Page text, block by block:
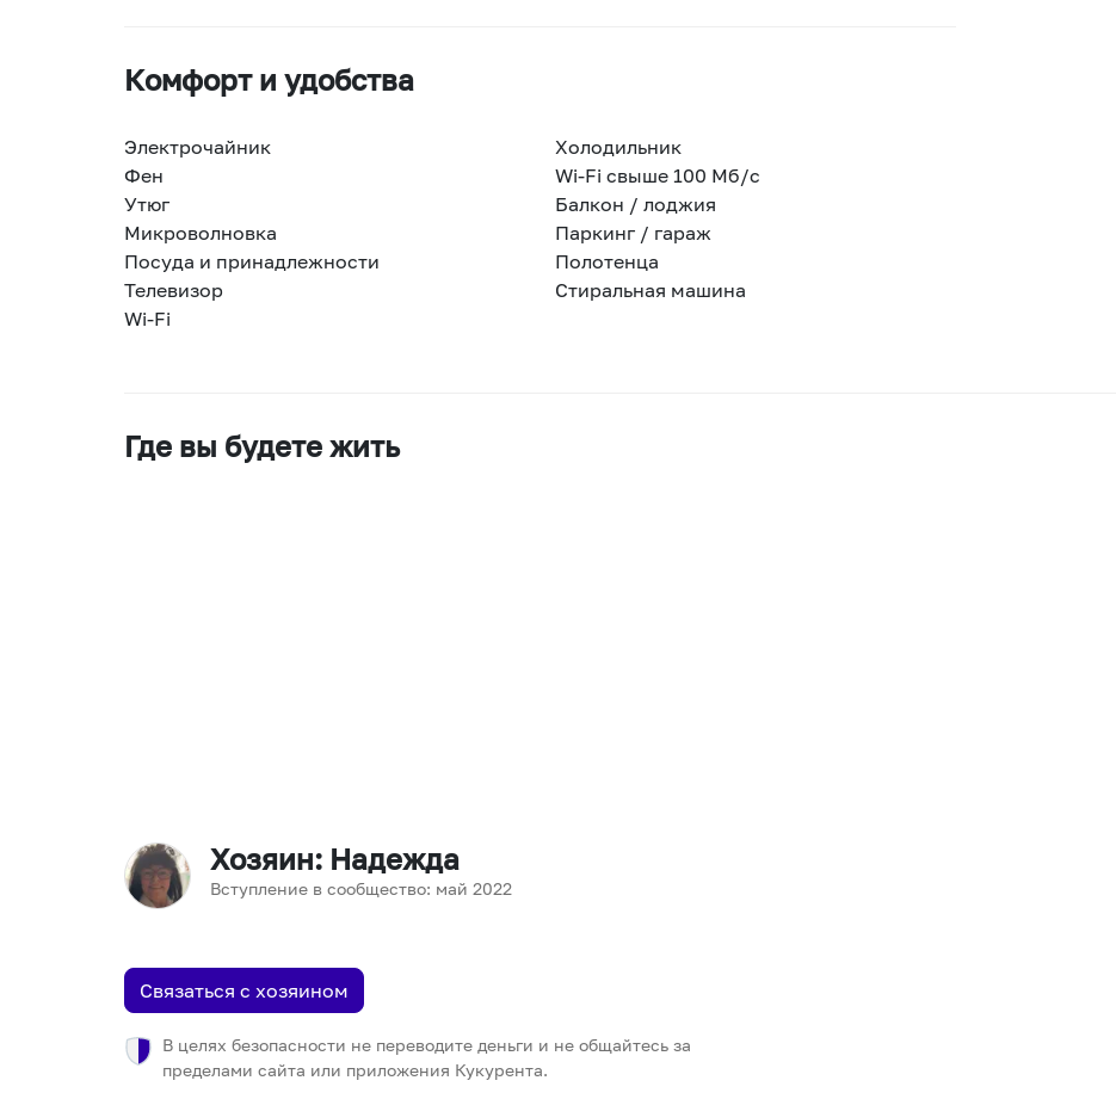
Комфорт и удобства
Электрочайник
Холодильник
Фен
Wi-Fi свыше 100 Мб/с
Утюг
Балкон / лоджия
Микроволновка
Паркинг / гараж
Посуда и принадлежности
Полотенца
Телевизор
Стиральная машина
Wi-Fi
Где вы будете жить
Хозяин: Надежда
Вступление в сообщество: май 2022
Связаться с хозяином
В целях безопасности не переводите деньги и не общайтесь за
пределами сайта или приложения Кукурента.